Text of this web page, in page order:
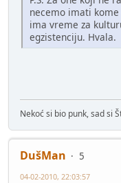
necemo imati
ima vreme za
egzistenciju. Hvala.
Nekoć si bio punk, sad si
DušMan
5
04-02-2010, 22:03:57